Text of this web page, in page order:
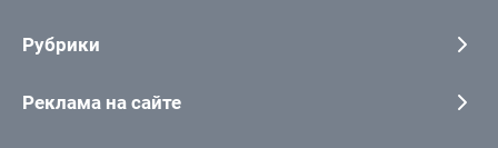
Рубрики
Реклама на сайте